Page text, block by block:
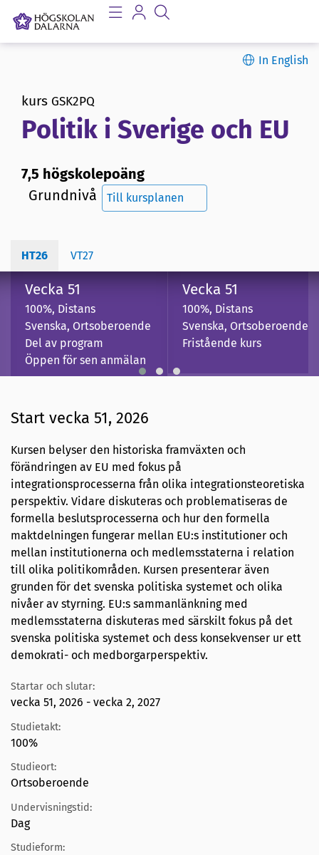
In English
kurs GSK2PQ
Politik i Sverige och EU
7,5 högskolepoäng
Grundnivå
Till kursplanen
HT26 VT27
Vecka 51
100%, Distans
Svenska, Ortsoberoende
Del av program
Öppen för sen anmälan
Vecka 51
100%, Distans
Svenska, Ortsoberoende
Fristående kurs
Start vecka 51, 2026
Kursen belyser den historiska framväxten och
förändringen av EU med fokus på
integrationsprocesserna från olika integrationsteoretiska
perspektiv. Vidare diskuteras och problematiseras de
formella beslutsprocesserna och hur den formella
maktdelningen fungerar mellan EU:s institutioner och
mellan institutionerna och medlemsstaterna i relation
till olika politikområden. Kursen presenterar även
grunden för det svenska politiska systemet och olika
nivåer av styrning. EU:s sammanlänkning med
medlemsstaterna diskuteras med särskilt fokus på det
svenska politiska systemet och dess konsekvenser ur ett
demokrati- och medborgarperspektiv.
Startar och slutar:
vecka 51, 2026 - vecka 2, 2027
Studietakt:
100%
Studieort:
Ortsoberoende
Undervisningstid:
Dag
Studieform: